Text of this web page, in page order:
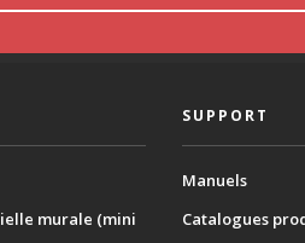
murale (mini
SUPPORT
Manuels
Catalogues